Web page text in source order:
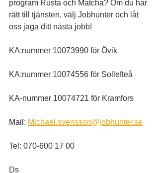
program Rusta och Matcha? Om du har
rätt till tjänsten, välj Jobhunter och låt
oss jaga ditt nästa jobb!
KA:nummer 10073990 för Övik
KA:nummer 10074556 för Sollefteå
KA-nummer 10074721 för Kramfors
Mail: Michael.svensson@jobhunter.se
Tel: 070-600 17 00
Ds